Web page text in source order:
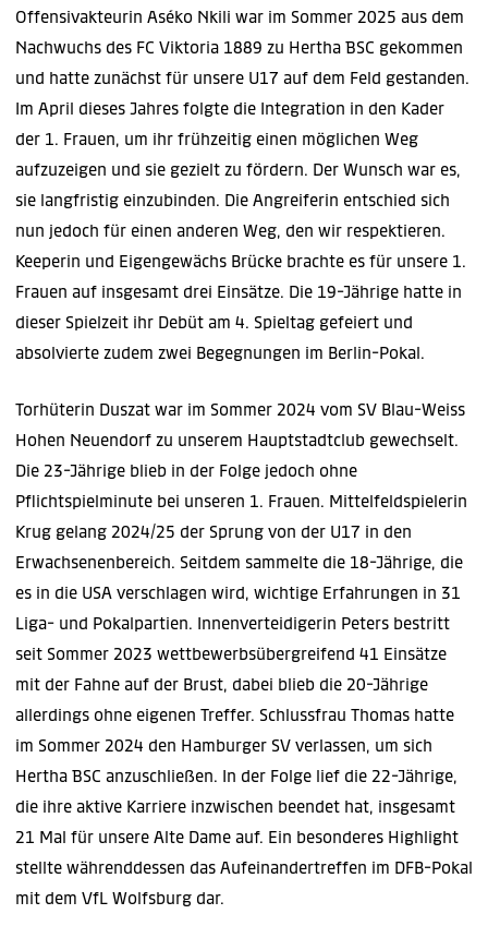
Offensivakteurin Aséko Nkili war im Sommer 2025 aus dem
Nachwuchs des FC Viktoria 1889 zu Hertha BSC gekommen
und hatte zunächst für unsere U17 auf dem Feld gestanden.
Im April dieses Jahres folgte die Integration in den Kader
der 1. Frauen, um ihr frühzeitig einen möglichen Weg
aufzuzeigen und sie gezielt zu fördern. Der Wunsch war es,
sie langfristig einzubinden. Die Angreiferin entschied sich
nun jedoch für einen anderen Weg, den wir respektieren.
Keeperin und Eigengewächs Brücke brachte es für unsere 1.
Frauen auf insgesamt drei Einsätze. Die 19-Jährige hatte in
dieser Spielzeit ihr Debüt am 4. Spieltag gefeiert und
absolvierte zudem zwei Begegnungen im Berlin-Pokal.
Torhüterin Duszat war im Sommer 2024 vom SV Blau-Weiss
Hohen Neuendorf zu unserem Hauptstadtclub gewechselt.
Die 23-Jährige blieb in der Folge jedoch ohne
Pflichtspielminute bei unseren 1. Frauen. Mittelfeldspielerin
Krug gelang 2024/25 der Sprung von der U17 in den
Erwachsenenbereich. Seitdem sammelte die 18-Jährige, die
es in die USA verschlagen wird, wichtige Erfahrungen in 31
Liga- und Pokalpartien. Innenverteidigerin Peters bestritt
seit Sommer 2023 wettbewerbsübergreifend 41 Einsätze
mit der Fahne auf der Brust, dabei blieb die 20-Jährige
allerdings ohne eigenen Treffer. Schlussfrau Thomas hatte
im Sommer 2024 den Hamburger SV verlassen, um sich
Hertha BSC anzuschließen. In der Folge lief die 22-Jährige,
die ihre aktive Karriere inzwischen beendet hat, insgesamt
21 Mal für unsere Alte Dame auf. Ein besonderes Highlight
stellte währenddessen das Aufeinandertreffen im DFB-Pokal
mit dem VfL Wolfsburg dar.